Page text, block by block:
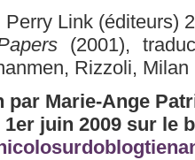
Link (éditeurs)
(2001),
Rizzoli, Milan
par Marie-Ange
juin 2009 sur le